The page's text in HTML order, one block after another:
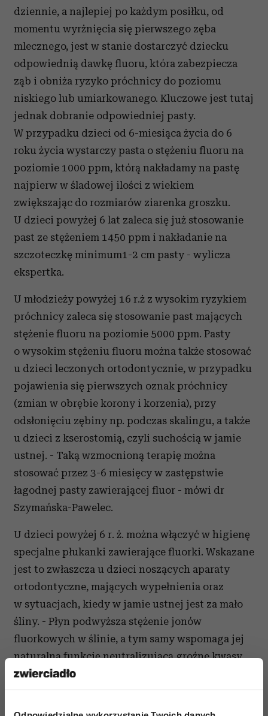
dziennie, a najlepiej po każdym posiłku, od
momentu wyrżnięcia się pierwszego zęba
mlecznego, jest w stanie dostarczyć dziecku
odpowiednią dawkę fluoru, która zabezpiecza
ząb i obniża ryzyko próchnicy do poziomu
niskiego lub umiarkowanego. Kluczowe jest tutaj
jednak dobranie odpowiedniej pasty.
W przypadku dzieci od 6-miesiąca życia do 6
roku życia wystarczy pasta o stężeniu fluoru na
poziomie 1000 ppm, którą nakładamy na pastę
najpierw w śladowej ilości z wiekiem
zwiększając do rozmiarów ziarenka groszku.
U dzieci powyżej 6 lat zaleca się już stosowanie
past ze stężeniem 1450 ppm i nakładanie na
szczoteczkę minimum1-2 cm pasty - wylicza
ekspertka.
U młodzieży powyżej 16 r.ż z wysokim ryzykiem
próchnicy zaleca się stosowanie past mających
stężenie fluoru na poziomie 5000 ppm. Pasty
o wysokim stężeniu fluoru można także stosować
u dzieci leczonych ortodontycznie, w przypadku
pojawienia się pierwszych oznak próchnicy
(zmian w obrębie korony i korzenia), przy
odsłonięciu zębiny np. podczas skalingu, a także
u dzieci z kserostomią, czyli suchością w jamie
ustnej. - Taką wzmocnioną terapię można
stosować przez 3-6 miesięcy w zastępstwie
łagodnej pasty zawierającej fluor - mówi dr
Szymańska-Pawelec.
U dzieci powyżej 6 r. ż. można włączyć w higienę
specjalne płukanki zawierające fluorki. Wskazane
jest to zwłaszcza u dzieci noszących aparaty
ortodontyczne, mających wypełnienia oraz
w sytuacjach, kiedy w jamie ustnej jest za mało
śliny. - Płyn podwyższa stężenie jonów
fluorkowych w ślinie, a tym samy wspomaga jej
naturalną funkcję neutralizującą groźne kwasy
w jamie ustnej. Umożliwia także dostarczenie
fluoru do przestrzeni międzyzębowych. Pamiętać